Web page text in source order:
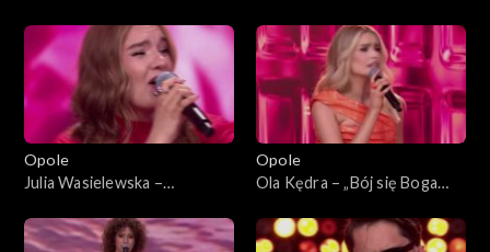
„Debiuty”
Opole
Julia Wasielewska –
63. KFPP: Koncert „Debiuty”
Opole
Ola Kędra – „Bój się Boga
Koncert „Debiuty”